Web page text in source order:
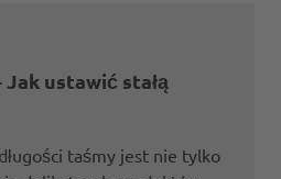
Jak ustawić stałą
taśmy jest nie tylko